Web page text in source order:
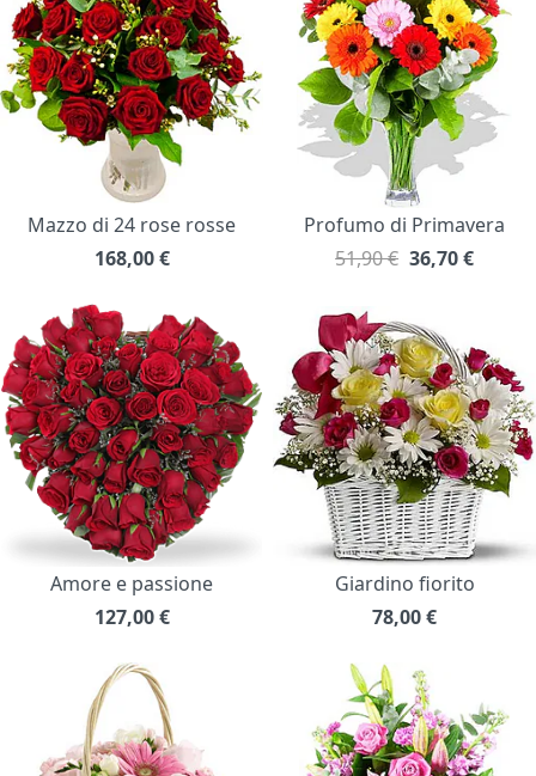
Mazzo di 24 rose rosse
168,00 €
Profumo di Primavera
51,90 € 36,70€
Amore e passione
127,00 €
Giardino fiorito
78,00€